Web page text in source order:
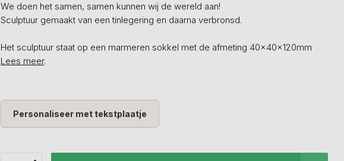
We doen het samen, samen kunnen wij de wereld aan!
Sculptuur gemaakt van een tinlegering en daarna verbronsd.
Het sculptuur staat op een marmeren sokkel met de afmeting 40x40x120mm
Lees meer.
Personaliseer met tekstplaatje